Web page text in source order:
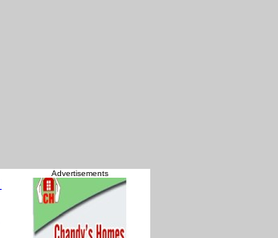
സ്പെയിനിലെ ചരിത്ര ദേവാലയത്തില്‍
Advertisements